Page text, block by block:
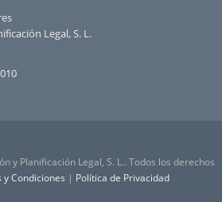
Legal, S. L.
y Planificación Legal, S. L.. Todos los derechos
Condiciones | Política de Privacidad